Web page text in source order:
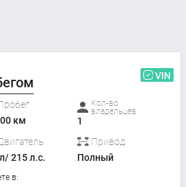
VIN
км
Кол-во
владельцев
1
215 л.с.
Привод
Полный
в: